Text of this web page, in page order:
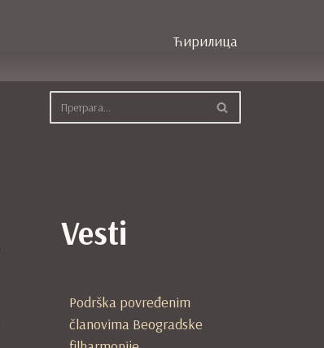
Ћирилица
Vesti
Podrška povređenim
članovima Beogradske